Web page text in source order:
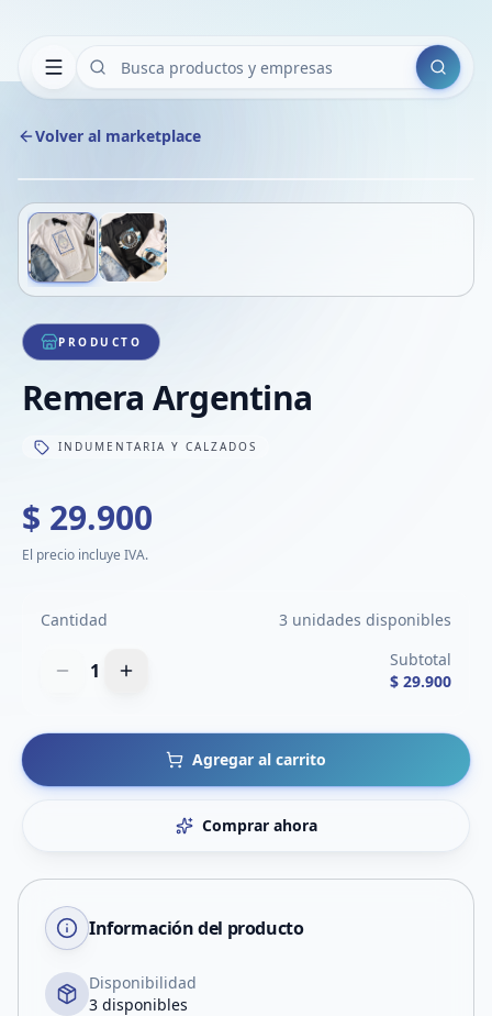
Buscar
Volver al marketplace
1/2
PRODUCTO
Remera Argentina
INDUMENTARIA Y CALZADOS
$ 29.900
El precio incluye IVA.
Cantidad 3 unidades disponibles
1
Subtotal
$ 29.900
Agregar al carrito
Comprar ahora
Información del producto
Disponibilidad
3 disponibles